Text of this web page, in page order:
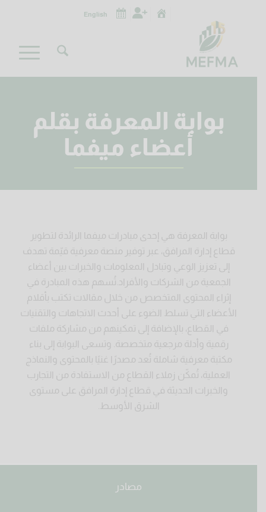
English
بوابة المعرفة بقلم
أعضاء ميفما
بوابة المعرفة هي إحدى مبادرات ميفما الرائدة لتطوير
قطاع إدارة المرافق، عبر توفير منصة معرفية قيّمة تهدف
إلى تعزيز الوعي وتبادل المعلومات والخبرات بين أعضاء
الجمعية من الشركات والأفراد.تُسهم هذه المبادرة في
إثراء المحتوى المتخصص من خلال مقالات تكتب بأقلام
الأعضاء التي تسلط الضوء على أحدث الاتجاهات والتقنيات
في القطاع، بالإضافة إلى تمكينهم من مشاركة ملفات
رقمية وأدلة مرجعية متخصصة. وتسعى البوابة إلى بناء
مكتبة معرفية شاملة تُعد مصدرًا غنيًا بالمحتوى والنماذج
العملية، تُمكّن زملاء القطاع من الاستفادة من التجارب
والخبرات الحديثة في قطاع إدارة المرافق على مستوى
الشرق الأوسط.
مصادر